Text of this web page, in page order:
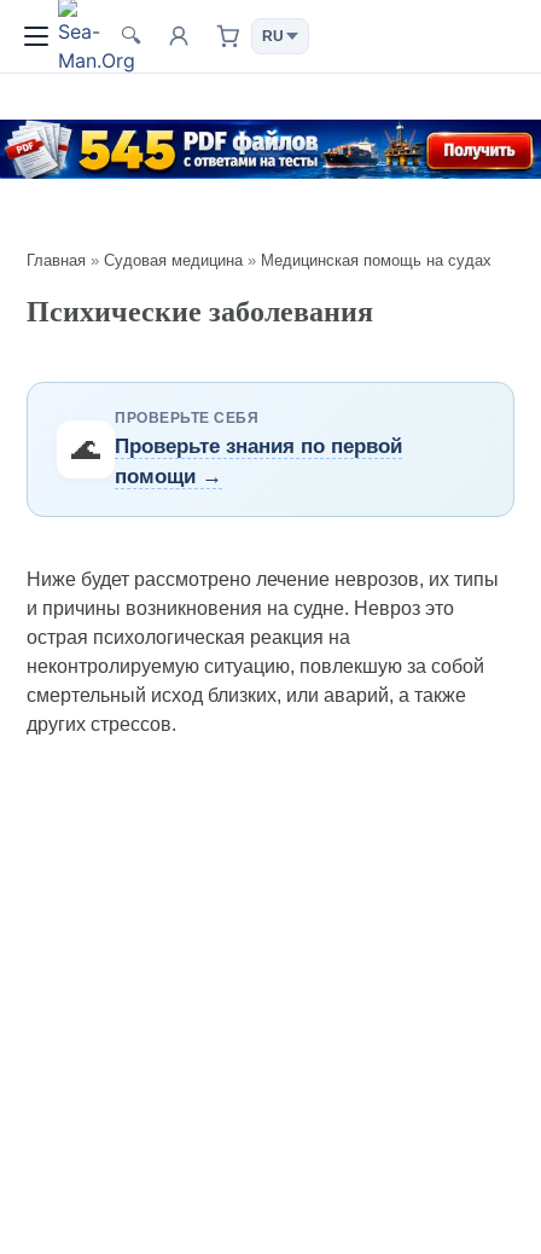
🔍
Главная »Судовая медицина» Медицинская помощь на судах
Психические заболевания
🌊
ПРОВЕРЬТЕ СЕБЯ
Проверьте знания по первой
помощи →
Ниже будет рассмотрено лечение неврозов, их типы
и причины возникновения на судне. Невроз это
острая психологическая реакция на
неконтролируемую ситуацию, повлекшую за собой
смертельный исход близких, или аварий, а также
других стрессов.